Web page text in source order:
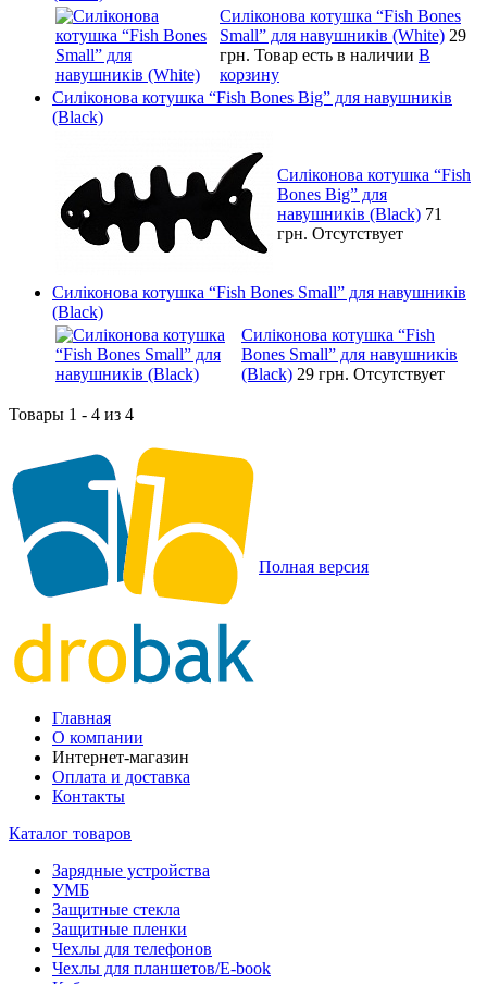
Силіконова котушка “Fish Bones
Small” для навушників (White) 29
грн. Товар есть в наличии В
корзину
Силіконова котушка “Fish Bones Big” для навушників
(Black)
Силіконова котушка “Fish
Bones Big” для
навушників (Black) 71
грн. Отсутствует
Силіконова котушка “Fish Bones Small” для навушників
(Black)
Силіконова котушка “Fish
Bones Small” для навушників
(Black) 29 грн. Отсутствует
Товары 1 - 4 из 4
Полная версия
Главная
О компании
Интернет-магазин
Оплата и доставка
Контакты
Каталог товаров
Зарядные устройства
УМБ
Защитные стекла
Защитные пленки
Чехлы для телефонов
Чехлы для планшетов/E-book